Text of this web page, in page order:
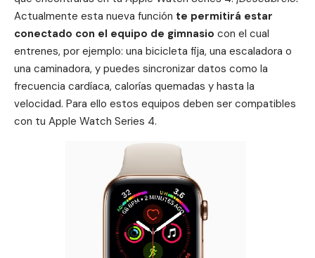
Actualmente esta nueva función te permitirá estar
conectado con el equipo de gimnasio con el cual
entrenes, por ejemplo: una bicicleta fija, una escaladora o
una caminadora, y puedes sincronizar datos como la
frecuencia cardíaca, calorías quemadas y hasta la
velocidad. Para ello estos equipos deben ser compatibles
con tu Apple Watch Series 4.